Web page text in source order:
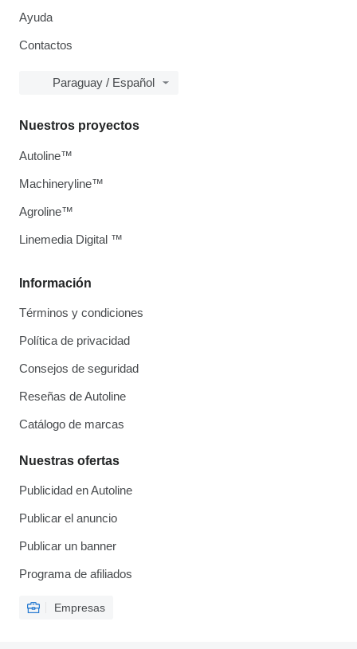
Ayuda
Contactos
Paraguay / Español
Información
Términos y condiciones
Política de privacidad
Consejos de seguridad
Reseñas de Autoline
Catálogo de marcas
Nuestras ofertas
Publicidad en Autoline
Publicar el anuncio
Publicar un banner
Programa de afiliados
Empresas
Nuestros proyectos
Autoline™
Machineryline™
Agroline™
Linemedia Digital ™